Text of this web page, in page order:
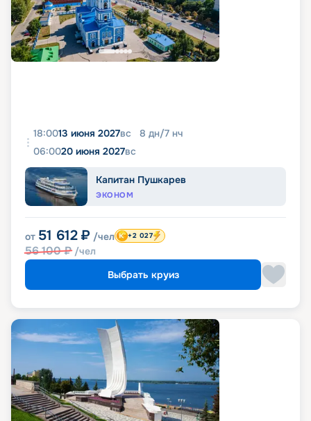
18:0013 июня 2027вс 8 дн/7 нч
06:0020 июня 2027вс
Капитан Пушкарев
ЭКОНОМ
от 51 612 ₽ /чел
56 100₽ /чел
+2 027
Выбрать круиз